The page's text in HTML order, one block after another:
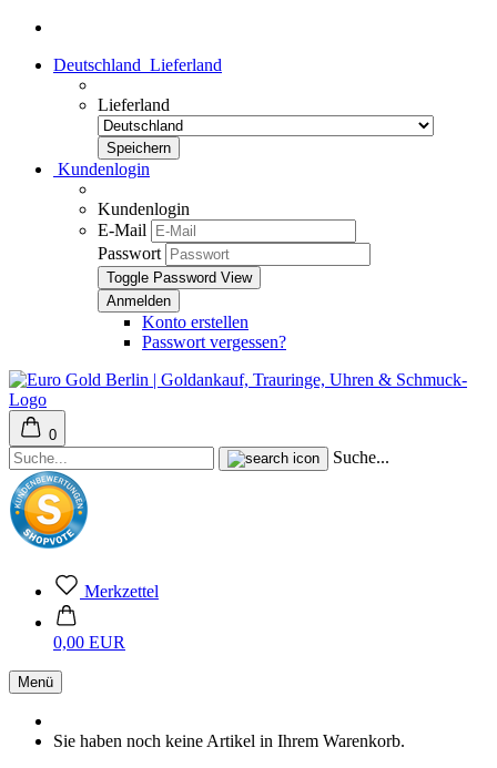
Deutschland Lieferland
Lieferland
Kundenlogin
Kundenlogin
E-Mail
Passwort
Toggle Password View
Konto erstellen
Passwort vergessen?
0
Suche...
Merkzettel
0,00 EUR
Menü
Sie haben noch keine Artikel in Ihrem Warenkorb.